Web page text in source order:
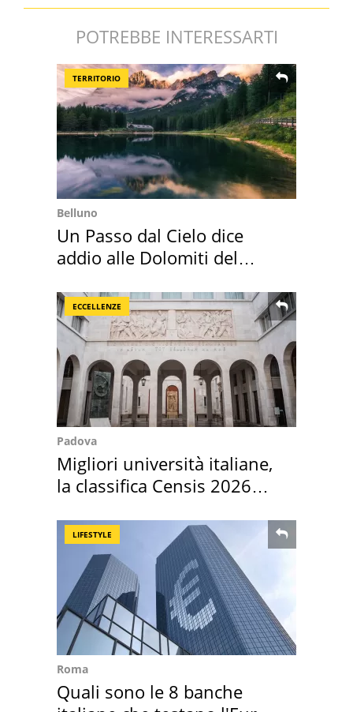
POTREBBE INTERESSARTI
TERRITORIO
Belluno
Un Passo dal Cielo dice
addio alle Dolomiti del
ECCELLENZE
Padova
Migliori università italiane,
la classifica Censis 2026
LIFESTYLE
Roma
Quali sono le 8 banche